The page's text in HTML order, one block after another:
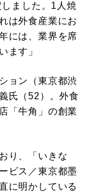
ました。1人焼
は外食産業にお
には、業界を席
ます」
ョン（東京都渋
氏（52）。外食
「牛角」の創業
り、「いきな
ビス／東京都墨
に明かしている